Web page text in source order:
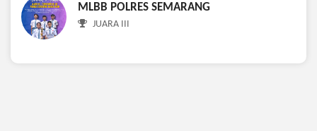
MLBB POLRES SEMARANG
JUARA III